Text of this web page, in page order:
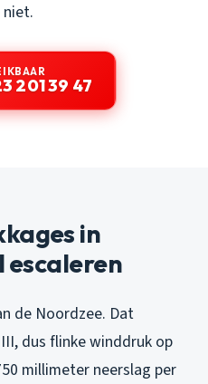
201 39 47
in
escaleren
de Noordzee. Dat
dus flinke winddruk op
millimeter neerslag per